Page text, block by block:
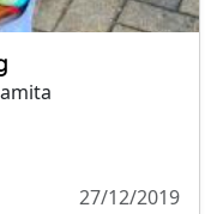
27/12/2019